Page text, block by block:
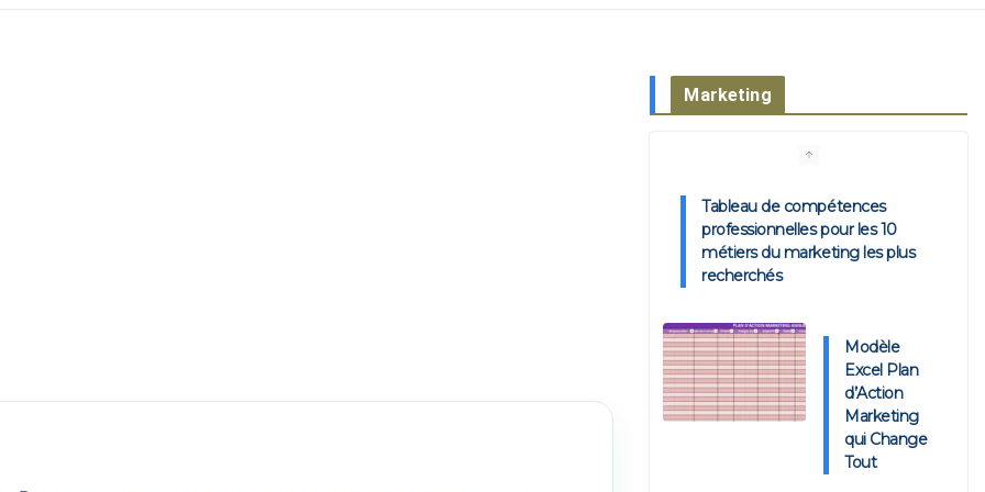
Marketing
Tableau de compétences
professionnelles pour les 10
métiers du marketing les plus
recherchés
Modèle
Excel Plan
d’Action
Marketing
qui Change
Tout